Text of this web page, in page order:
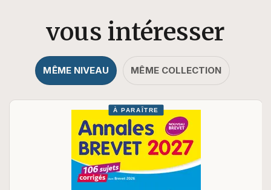
vous intéresser
MÊME NIVEAU MÊME COLLECTION
À PARAÎTRE